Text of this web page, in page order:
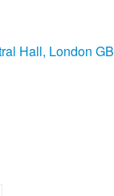
Hall, London GB